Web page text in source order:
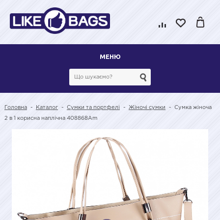
МЕНЮ
Головна - Каталог - Сумки та портфелі - Жіночі сумки - Сумка жіноча
2 в 1 корисна наплічна 408868Am